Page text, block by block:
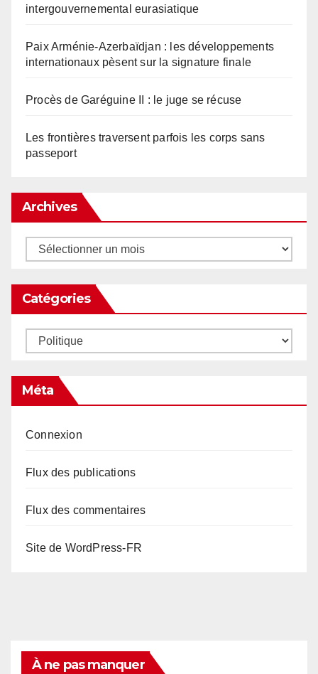
intergouvernemental eurasiatique
Paix Arménie-Azerbaïdjan : les développements
internationaux pèsent sur la signature finale
Procès de Garéguine II : le juge se récuse
Les frontières traversent parfois les corps sans
passeport
Archives
Archives
Catégories
Catégories
Méta
Connexion
Flux des publications
Flux des commentaires
Site de WordPress-FR
À ne pas manquer